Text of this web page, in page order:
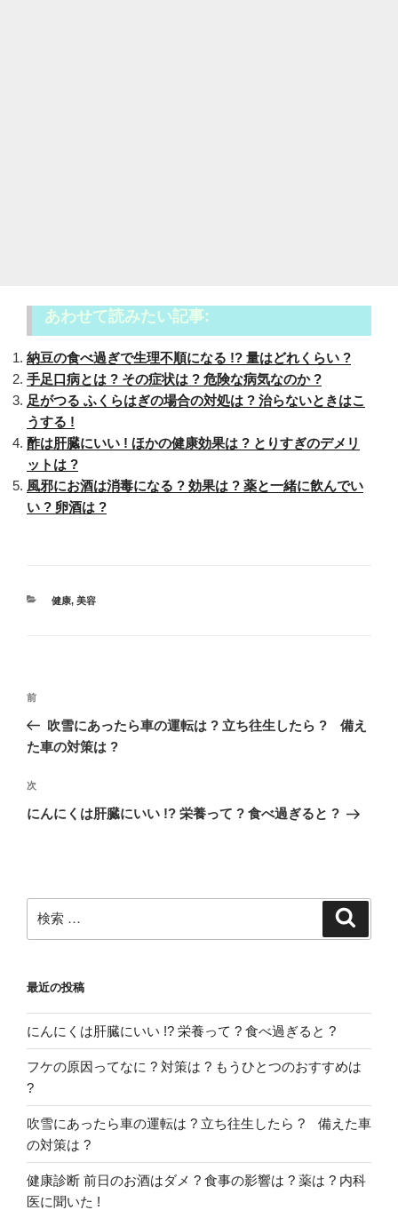
あわせて読みたい記事:
納豆の食べ過ぎで生理不順になる !? 量はどれくらい ?
手足口病とは ? その症状は ? 危険な病気なのか ?
足がつる ふくらはぎの場合の対処は ? 治らないときはこ
うする !
酢は肝臓にいい ! ほかの健康効果は ? とりすぎのデメリ
ットは ?
風邪にお酒は消毒になる ? 効果は ? 薬と一緒に飲んでい
い ? 卵酒は ?
カ
健康, 美容
投
ナ
ゲ
ー
過
去
の
稿
前
吹雪にあったら車の運転は ? 立ち往生したら ? 備え
た車の対策は ?
次
の
次
にんにくは肝臓にいい !? 栄養って ? 食べ過ぎると ?
検
索:
最近の投稿
にんにくは肝臓にいい !? 栄養って ? 食べ過ぎると ?
フケの原因ってなに ? 対策は ? もうひとつのおすすめは
?
吹雪にあったら車の運転は ? 立ち往生したら ? 備えた車
の対策は ?
健康診断 前日のお酒はダメ ? 食事の影響は ? 薬は ? 内科
医に聞いた !